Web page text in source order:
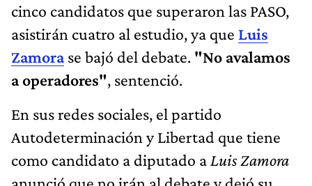
cinco candidatos que superaron las PASO,
asistirán cuatro al estudio, ya que Luis
Zamorase bajó del debate. "No avalamos
a operadores", sentenció.
En sus redes sociales, el partido
Autodeterminación y Libertad que tiene
como candidato a diputado a Luis Zamora